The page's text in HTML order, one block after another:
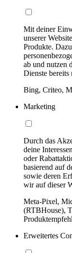
Mit deiner
unserer
Produkte.
ab und nutzen
Dienste bereits
Bing, Criteo,
Marketing
Durch das
deine
oder
basierend auf
sowie deren
wir auf dieser
Meta-Pixel,
(RTBHouse),
Erweitertes